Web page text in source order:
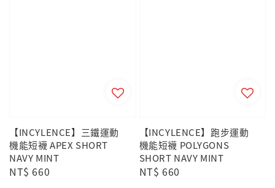
【INCYLENCE】三鐵運動
機能短襪 APEX SHORT
NAVY MINT
Regular
NT$ 660
【INCYLENCE】跑步運動
機能短襪 POLYGONS
SHORT NAVY MINT
Regular
NT$ 660